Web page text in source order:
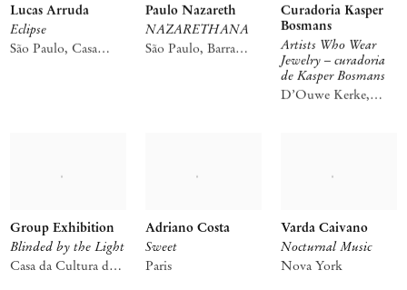
Eclipse
Lucas Arruda
São Paulo, Casa
NAZARETHANA
Paulo Nazareth
São Paulo, Barra
Artists Who Wear
Jewelry – curadoria
de Kasper Bosmans
Curadoria Kasper
Bosmans
D’Ouwe Kerke,
Blinded by the Light
Group Exhibition
Casa da Cultura da
Sweet
Adriano Costa
Paris
Nocturnal Music
Varda Caivano
Nova York